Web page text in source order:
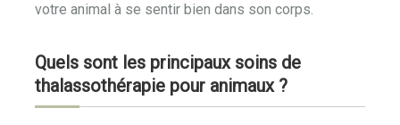
votre animal à se sentir bien dans son corps.
Quels sont les principaux soins de
thalassothérapie pour animaux ?